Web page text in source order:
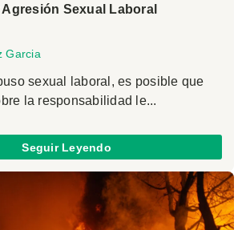
Sexual Laboral
Garcia
sexual laboral, es posible que
la responsabilidad le...
Seguir Leyendo